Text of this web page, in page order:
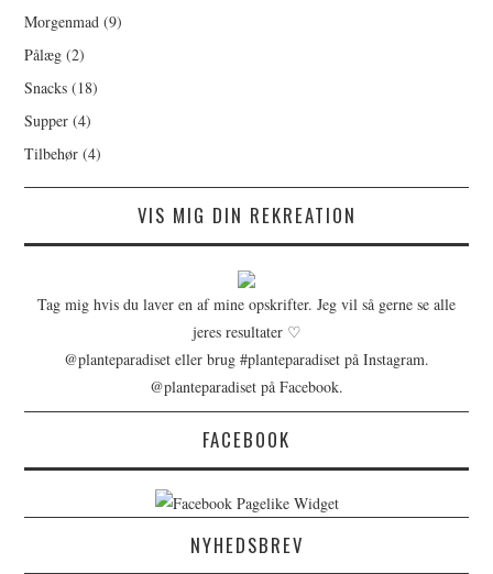
Morgenmad (9)
Pålæg (2)
Snacks (18)
Supper (4)
Tilbehør (4)
VIS MIG DIN REKREATION
Tag mig hvis du laver en af mine opskrifter. Jeg vil så gerne se alle
jeres resultater ♡
@planteparadiset eller brug #planteparadiset på Instagram.
@planteparadiset på Facebook.
FACEBOOK
NYHEDSBREV